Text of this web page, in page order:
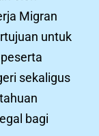
Migran
untuk
sekaligus
bagi